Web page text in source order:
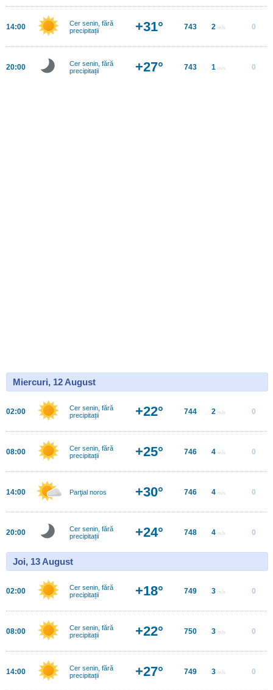
14:00
Cer senin, fără
precipitații
+31° 743 2 m/s 0
20:00
Cer senin, fără
precipitații
+27° 743 1 m/s 0
Miercuri, 12 August
02:00
Cer senin, fără
precipitații
+22° 744 2 m/s 0
08:00
Cer senin, fără
precipitații
+25° 746 4 m/s 0
14:00 Parţial noros +30° 746 4 m/s 0
20:00
Cer senin, fără
precipitații
+24° 748 4 m/s 0
Joi, 13 August
02:00
Cer senin, fără
precipitații
+18° 749 3 m/s 0
08:00
Cer senin, fără
precipitații
+22° 750 3 m/s 0
14:00
Cer senin, fără
precipitații
+27° 749 3 m/s 0